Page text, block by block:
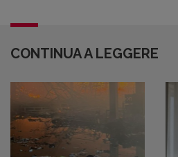
CONTINUA A LEGGERE